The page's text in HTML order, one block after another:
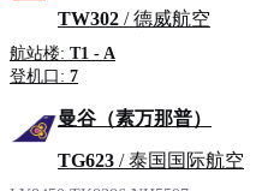
TW302 / 德威航空
航站楼: T1 - A
登机口: 7
曼谷（素万那普）
TG623 / 泰国国际航空